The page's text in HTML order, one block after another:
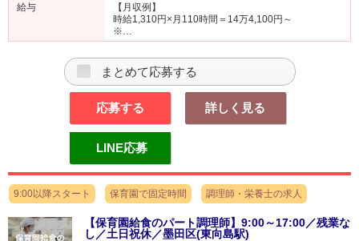
給与
【月収例】
時給1,310円×月110時間＝14万4,100円～
※…
まとめて応募する
応募する 詳しく見る
LINE応募
9:00以降スタート 保育園で固定時間 調理師・栄養士の求人
【保育園給食のパート調理師】9:00～17:00／残業な
し／土日祝休／墨田区(東向島駅)